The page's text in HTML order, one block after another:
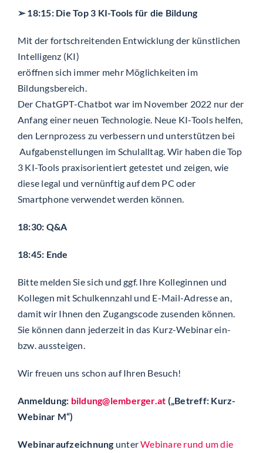
➢ 18:15: Die Top 3 KI-Tools für die Bildung
Mit der fortschreitenden Entwicklung der künstlichen
Intelligenz (KI)
eröffnen sich immer mehr Möglichkeiten im
Bildungsbereich.
Der ChatGPT-Chatbot war im November 2022 nur der
Anfang einer neuen Technologie. Neue KI-Tools helfen,
den Lernprozess zu verbessern und unterstützen bei
Aufgabenstellungen im Schulalltag. Wir haben die Top
3 KI-Tools praxisorientiert getestet und zeigen, wie
diese legal und vernünftig auf dem PC oder
Smartphone verwendet werden können.
18:30: Q&A
18:45: Ende
Bitte melden Sie sich und ggf. Ihre Kolleginnen und
Kollegen mit Schulkennzahl und E-Mail-Adresse an,
damit wir Ihnen den Zugangscode zusenden können.
Sie können dann jederzeit in das Kurz-Webinar ein-
bzw. aussteigen.
Wir freuen uns schon auf Ihren Besuch!
Anmeldung: bildung@lemberger.at („Betreff: Kurz-
Webinar M“)
Webinaraufzeichnung unterWebinare rund um die